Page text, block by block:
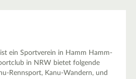
ein Sportverein in Hamm Hamm-
in NRW bietet folgende
Rennsport, Kanu-Wandern, und